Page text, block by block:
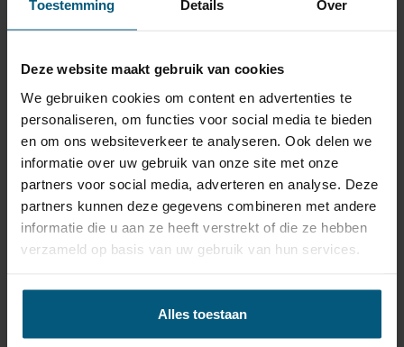
Toestemming Details Over
Deze website maakt gebruik van cookies
We gebruiken cookies om content en advertenties te
personaliseren, om functies voor social media te bieden
en om ons websiteverkeer te analyseren. Ook delen we
informatie over uw gebruik van onze site met onze
partners voor social media, adverteren en analyse. Deze
partners kunnen deze gegevens combineren met andere
informatie die u aan ze heeft verstrekt of die ze hebben
verzameld op basis van uw gebruik van hun services.
Alles toestaan
Maximale kogeldruk
Bumperuitsnede
Ja
Uitsnede zichtbaar
Nee
Montagetijd
1 uur 30 minuten
Ook voor fietsendrager
Ja
Niet voor
Sedan uitvoering met S-
line bumper
Hatchback en Sportback
bumper
AHA 33